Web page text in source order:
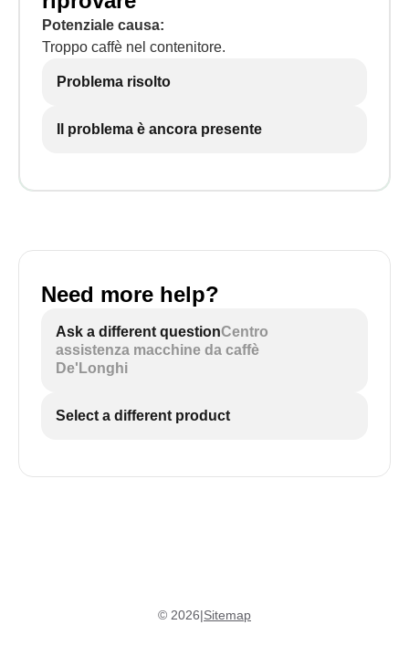
Potenziale causa:
Troppo caffè nel contenitore.
Problema risolto
Il problema è ancora presente
Need more help?
Ask a different questionCentro
assistenza macchine da caffè
De'Longhi
Select a different product
© 2026|Sitemap